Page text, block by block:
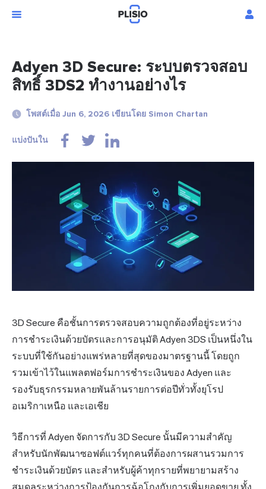
Adyen 3D Secure: ระบบตรวจสอบ
สิทธิ์ 3DS2 ทำงานอย่างไร
โพสต์เมื่อ Jun 6, 2026 เขียนโดย Simon Chartan
แบ่งปันใน
3D Secure คือชั้นการตรวจสอบความถูกต้องที่อยู่ระหว่าง
การชำระเงินด้วยบัตรและการอนุมัติ Adyen 3DS เป็นหนึ่งใน
ระบบที่ใช้กันอย่างแพร่หลายที่สุดของมาตรฐานนี้ โดยถูก
รวมเข้าไว้ในแพลตฟอร์มการชำระเงินของ Adyen และ
รองรับธุรกรรมหลายพันล้านรายการต่อปีทั่วทั้งยุโรป
อเมริกาเหนือ และเอเชีย
วิธีการที่ Adyen จัดการกับ 3D Secure นั้นมีความสำคัญ
สำหรับนักพัฒนาซอฟต์แวร์ทุกคนที่ต้องการผสานรวมการ
ชำระเงินด้วยบัตร และสำหรับผู้ค้าทุกรายที่พยายามสร้าง